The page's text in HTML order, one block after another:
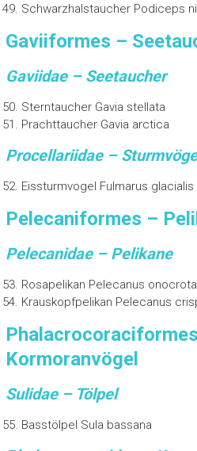
Schwarzhalstaucher Podiceps
Gaviiformes –
Gaviidae – Seetaucher
Sterntaucher Gavia stellata
Prachttaucher Gavia arctica
Procellariidae –
Eissturmvogel Fulmarus glacialis
Pelecaniformes –
Pelecanidae – Pelikane
Rosapelikan Pelecanus
Krauskopfpelikan Pelecanus
Kormoranvögel
Sulidae – Tölpel
Basstölpel Sula bassana